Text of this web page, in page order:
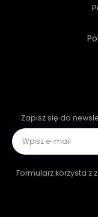
Zapisz się do
Formularz korzysta z